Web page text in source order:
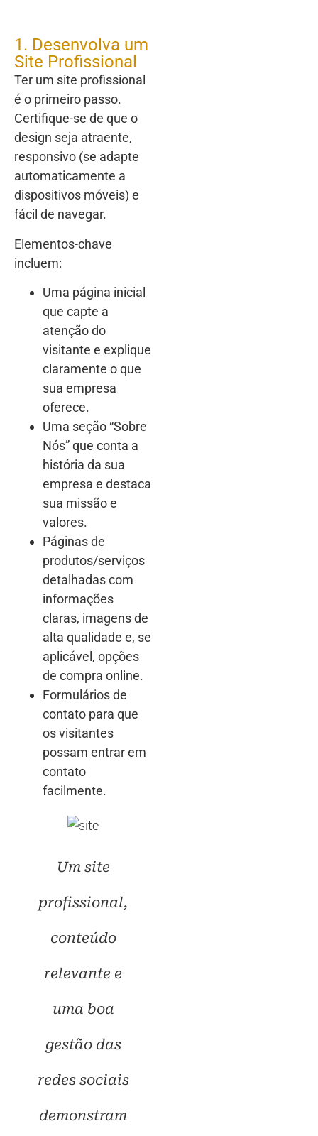
1. Desenvolva um
Site Profissional
Ter um site profissional
é o primeiro passo.
Certifique-se de que o
design seja atraente,
responsivo (se adapte
automaticamente a
dispositivos móveis) e
fácil de navegar.
Elementos-chave
incluem:
Uma página inicial
que capte a
atenção do
visitante e explique
claramente o que
sua empresa
oferece.
Uma seção “Sobre
Nós” que conta a
história da sua
empresa e destaca
sua missão e
valores.
Páginas de
produtos/serviços
detalhadas com
informações
claras, imagens de
alta qualidade e, se
aplicável, opções
de compra online.
Formulários de
contato para que
os visitantes
possam entrar em
contato
facilmente.
Um site
profissional,
conteúdo
relevante e
uma boa
gestão das
redes sociais
demonstram